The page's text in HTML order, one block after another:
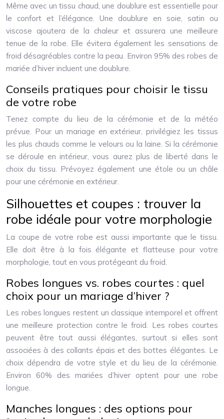
Même avec un tissu chaud, une doublure est essentielle pour
le confort et l’élégance. Une doublure en soie, satin ou
viscose ajoutera de la chaleur et assurera une meilleure
tenue de la robe. Elle évitera également les sensations de
froid désagréables contre la peau. Environ 95% des robes de
mariée d’hiver incluent une doublure.
Conseils pratiques pour choisir le tissu
de votre robe
Tenez compte du lieu de la cérémonie et de la météo
prévue. Pour un mariage en extérieur, privilégiez les tissus
les plus chauds comme le velours ou la laine. Si la cérémonie
se déroule en intérieur, vous aurez plus de liberté dans le
choix du tissu. Prévoyez également une étole ou un châle
pour une cérémonie en extérieur.
Silhouettes et coupes : trouver la
robe idéale pour votre morphologie
La coupe de votre robe est aussi importante que le tissu.
Elle doit être à la fois élégante et flatteuse pour votre
morphologie, tout en vous protégeant du froid.
Robes longues vs. robes courtes : quel
choix pour un mariage d’hiver ?
Les robes longues restent un classique intemporel et offrent
une meilleure protection contre le froid. Les robes courtes
peuvent être tout aussi élégantes, surtout si elles sont
associées à des collants épais et des bottes élégantes. Le
choix dépendra de votre style et du lieu de la cérémonie.
Environ 60% des mariées d’hiver optent pour une robe
longue.
Manches longues : des options pour